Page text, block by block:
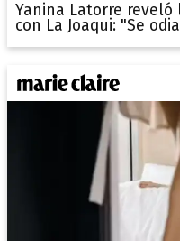
Yanina Latorre
con La Joaqui: "Se